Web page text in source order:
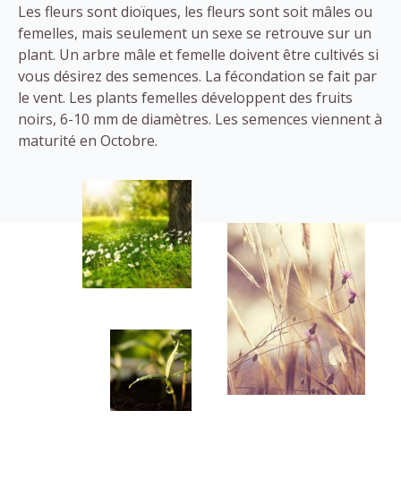
Les fleurs sont dioïques, les fleurs sont soit mâles ou
femelles, mais seulement un sexe se retrouve sur un
plant. Un arbre mâle et femelle doivent être cultivés si
vous désirez des semences. La fécondation se fait par
le vent. Les plants femelles développent des fruits
noirs, 6-10 mm de diamètres. Les semences viennent à
maturité en Octobre.